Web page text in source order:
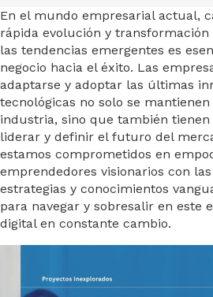
En el mundo empresarial actual,
rápida evolución y
las tendencias emergentes es
negocio hacia el éxito. Las
adaptarse y adoptar las últimas
tecnológicas no solo se
industria, sino que también
liderar y definir el futuro del
estamos comprometidos en
emprendedores visionarios con
estrategias y conocimientos
para navegar y sobresalir en este
digital en constante cambio.